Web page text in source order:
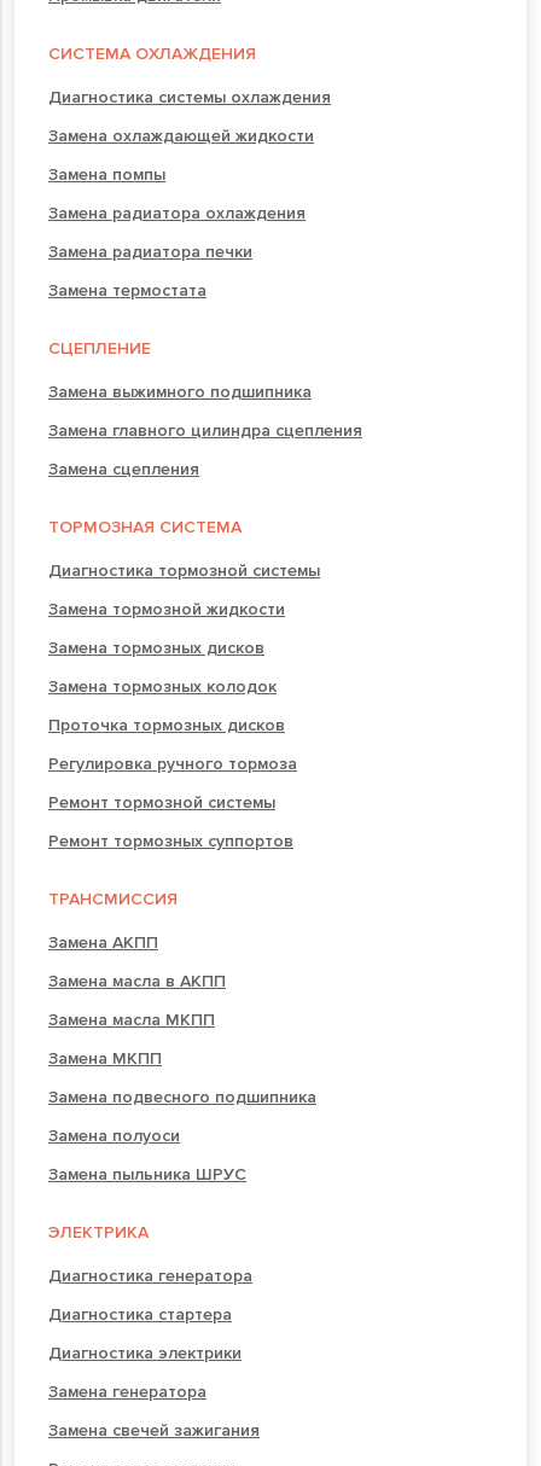
СИСТЕМА ОХЛАЖДЕНИЯ
Диагностика системы охлаждения
Замена охлаждающей жидкости
Замена помпы
Замена радиатора охлаждения
Замена радиатора печки
Замена термостата
СЦЕПЛЕНИЕ
Замена выжимного подшипника
Замена главного цилиндра сцепления
Замена сцепления
ТОРМОЗНАЯ СИСТЕМА
Диагностика тормозной системы
Замена тормозной жидкости
Замена тормозных дисков
Замена тормозных колодок
Проточка тормозных дисков
Регулировка ручного тормоза
Ремонт тормозной системы
Ремонт тормозных суппортов
ТРАНСМИССИЯ
Замена АКПП
Замена масла в АКПП
Замена масла МКПП
Замена МКПП
Замена подвесного подшипника
Замена полуоси
Замена пыльника ШРУС
ЭЛЕКТРИКА
Диагностика генератора
Диагностика стартера
Диагностика электрики
Замена генератора
Замена свечей зажигания